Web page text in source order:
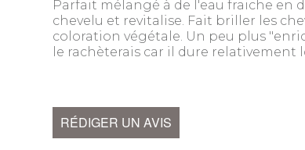
Parfait mélangé à de l'eau fraiche en
chevelu et revitalise. Fait briller les
coloration végétale. Un peu plus
le rachèterais car il dure relativement
RÉDIGER UN AVIS